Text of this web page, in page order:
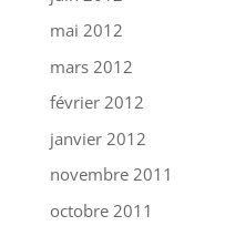
mai 2012
mars 2012
février 2012
janvier 2012
novembre 2011
octobre 2011